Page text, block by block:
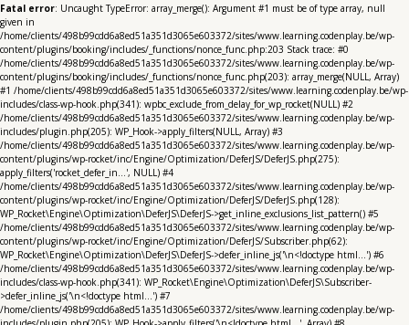
Fatal error: Uncaught TypeError: array_merge(): Argument #1 must be of type array, null
given in
/home/clients/498b99cdd6a8ed51a351d3065e603372/sites/www.learning.codenplay.be/wp-
content/plugins/booking/includes/_functions/nonce_func.php:203 Stack trace: #0
/home/clients/498b99cdd6a8ed51a351d3065e603372/sites/www.learning.codenplay.be/wp-
content/plugins/booking/includes/_functions/nonce_func.php(203): array_merge(NULL, Array)
#1 /home/clients/498b99cdd6a8ed51a351d3065e603372/sites/www.learning.codenplay.be/wp-
includes/class-wp-hook.php(341): wpbc_exclude_from_delay_for_wp_rocket(NULL) #2
/home/clients/498b99cdd6a8ed51a351d3065e603372/sites/www.learning.codenplay.be/wp-
includes/plugin.php(205): WP_Hook->apply_filters(NULL, Array) #3
/home/clients/498b99cdd6a8ed51a351d3065e603372/sites/www.learning.codenplay.be/wp-
content/plugins/wp-rocket/inc/Engine/Optimization/DeferJS/DeferJS.php(275):
apply_filters('rocket_defer_in...', NULL) #4
/home/clients/498b99cdd6a8ed51a351d3065e603372/sites/www.learning.codenplay.be/wp-
content/plugins/wp-rocket/inc/Engine/Optimization/DeferJS/DeferJS.php(128):
WP_Rocket\Engine\Optimization\DeferJS\DeferJS->get_inline_exclusions_list_pattern() #5
/home/clients/498b99cdd6a8ed51a351d3065e603372/sites/www.learning.codenplay.be/wp-
content/plugins/wp-rocket/inc/Engine/Optimization/DeferJS/Subscriber.php(62):
WP_Rocket\Engine\Optimization\DeferJS\DeferJS->defer_inline_js('\n<!doctype html...') #6
/home/clients/498b99cdd6a8ed51a351d3065e603372/sites/www.learning.codenplay.be/wp-
includes/class-wp-hook.php(341): WP_Rocket\Engine\Optimization\DeferJS\Subscriber-
>defer_inline_js('\n<!doctype html...') #7
/home/clients/498b99cdd6a8ed51a351d3065e603372/sites/www.learning.codenplay.be/wp-